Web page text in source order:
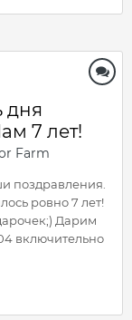
дня
7 лет!
Farm
поздравления.
ровно 7 лет!
Дарим
включительно